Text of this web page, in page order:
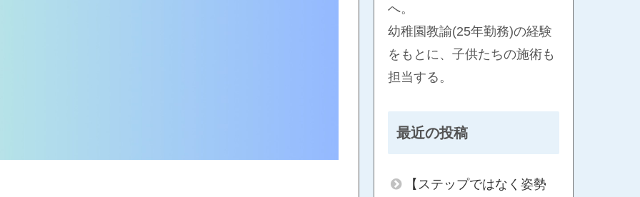
へ。
幼稚園教諭(25年勤務)の経験
をもとに、子供たちの施術も
担当する。
最近の投稿
【ステップではなく姿勢